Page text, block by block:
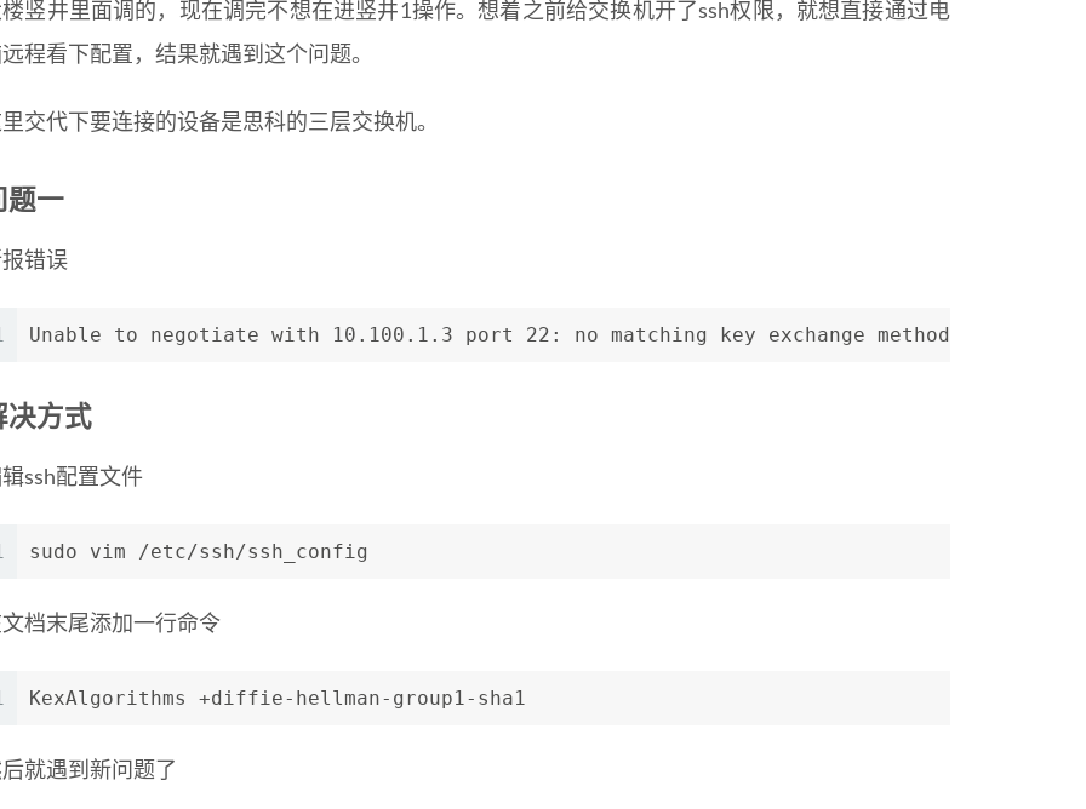
竖井里面调的，现在调完不想在进竖井1操作。想着之前给交换机开了ssh权限，就想直接通过电
程看下配置，结果就遇到这个问题。
交代下要连接的设备是思科的三层交换机。
题一
错误
Unable to negotiate with 10.100.1.3 port 22: no matching key exchange method found.
决方式
ssh配置文件
sudo vim /etc/ssh/ssh_config
档末尾添加一行命令
KexAlgorithms +diffie-hellman-group1-sha1
就遇到新问题了